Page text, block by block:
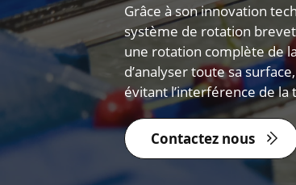
Grâce à son innovation
système de rotation
une rotation complète de
d’analyser toute sa
évitant l’interférence de la
Contactez nous